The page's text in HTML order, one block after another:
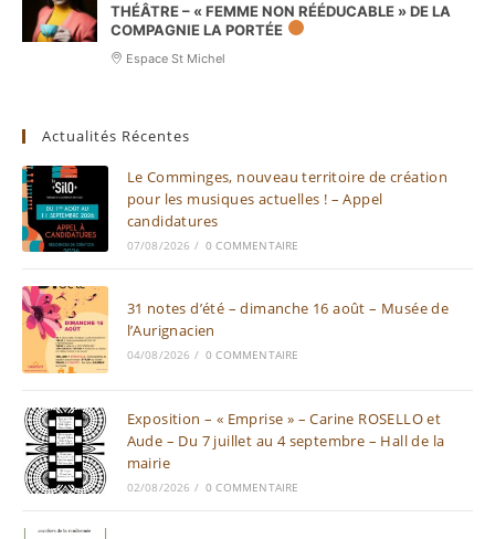
THÉÂTRE – « FEMME NON RÉÉDUCABLE » DE LA
COMPAGNIE LA PORTÉE
Espace St Michel
Actualités Récentes
Le Comminges, nouveau territoire de création
pour les musiques actuelles ! – Appel
candidatures
07/08/2026 / 0 COMMENTAIRE
31 notes d’été – dimanche 16 août – Musée de
l’Aurignacien
04/08/2026 / 0 COMMENTAIRE
Exposition – « Emprise » – Carine ROSELLO et
Aude – Du 7 juillet au 4 septembre – Hall de la
mairie
02/08/2026 / 0 COMMENTAIRE